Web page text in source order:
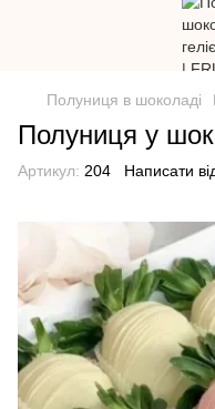
Полуниця в шоколаді
Полуниця у
Артикул: 204 Написати